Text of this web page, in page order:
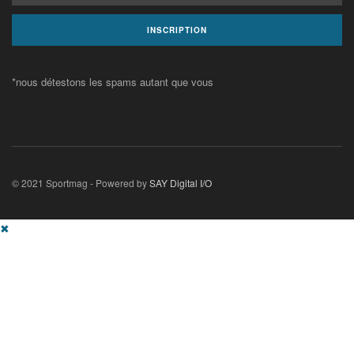
*nous détestons les spams autant que vous
© 2021 Sportmag - Powered bySAY Digital I/O
✖